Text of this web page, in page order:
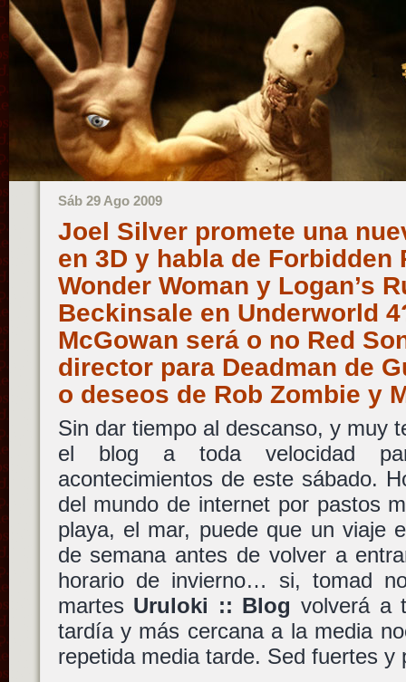
Sáb 29 Ago 2009
Joel Silver promete una
en 3D y habla de Forbidden
Wonder Woman y Logan’s
Beckinsale en Underworld
McGowan será o no Red
director para Deadman de
o deseos de Rob Zombie y
Sin dar tiempo al descanso, y muy
el blog a toda velocidad
acontecimientos de este sábado.
del mundo de internet por pastos
playa, el mar, puede que un viaje
de semana antes de volver a
horario de invierno… si, tomad
martes Uruloki :: Blog volverá a
tardía y más cercana a la media
repetida media tarde. Sed fuertes y